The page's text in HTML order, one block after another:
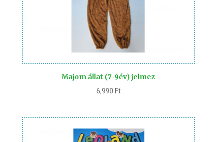
Majom állat (7-9év) jelmez
6,990 Ft